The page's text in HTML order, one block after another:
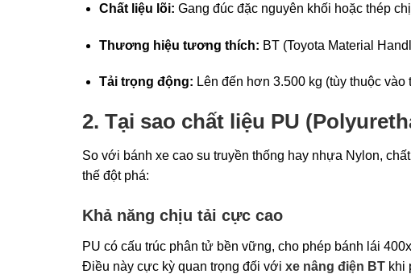
Chất liệu lõi: Gang đúc đặc nguyên khối hoặc thép
Thương hiệu tương thích: BT (Toyota Material
Tải trọng động: Lên đến hơn 3.500 kg (tùy thuộc vào
2. Tại sao chất liệu PU
So với bánh xe cao su truyền thống hay nhựa Nylon,
thế đột phá:
Khả năng chịu tải cực cao
PU có cấu trúc phân tử bền vững, cho phép bánh lái
Điều này cực kỳ quan trọng đối với xe nâng điện BT khi